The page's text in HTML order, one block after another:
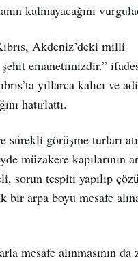
kalmayacağını
Akdeniz’deki milli
emanetimizdir.”
yıllarca kalıcı ve
hatırlattı.
sürekli görüşme turları
müzakere kapılarının
sorun tespiti yapılıp
bir arpa boyu mesafe
mesafe alınmasının da